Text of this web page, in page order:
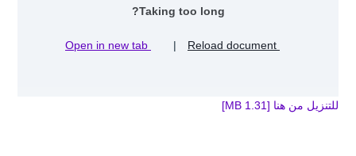
Taking too long?
|
للتنزيل من هنا [1.31 MB]